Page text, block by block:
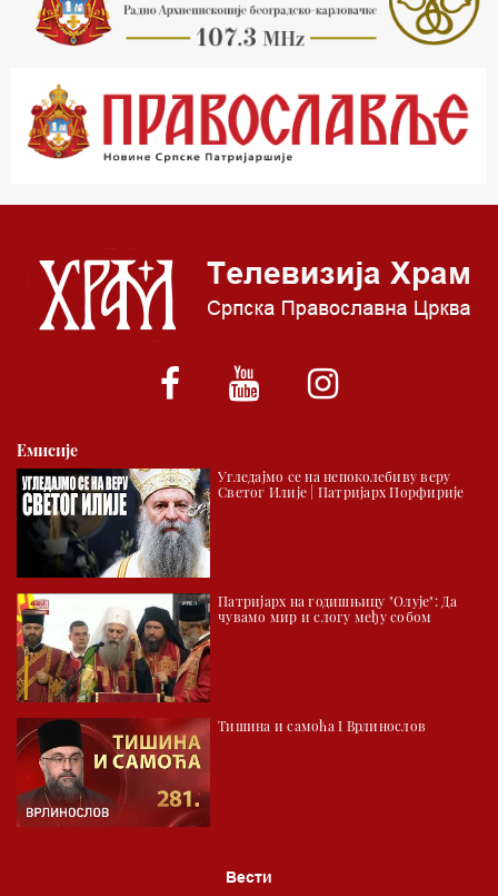
22.03 Црквена предавања и трибине
23.00 Питања и одговори
00.03 Гугл пита
01.03 Живе речи - подкаст
*најважније вести емитујемо на сваки пун сат
Емисије
Угледајмо се на непоколебиву веру
Светог Илије | Патријарх Порфирије
Патријарх на годишњицу "Олује": Да
чувамо мир и слогу међу собом
Тишина и самоћа I Врлинослов
Вести